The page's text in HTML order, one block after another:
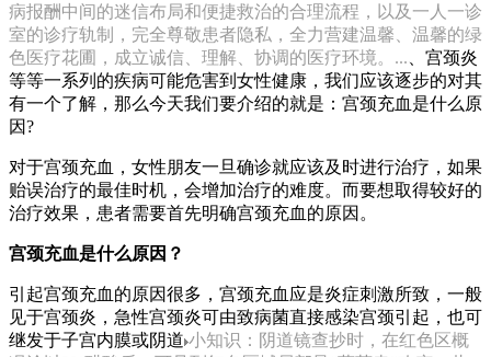
病报酬中间的迷信布局和便捷救治的合理流程，以及一人一诊
室的诊疗轨制，完全尊敬患者隐私，全力营建温馨、温馨的绿
色医疗花圃，成立诚信、理解、协调的医疗环境。... 、宫颈炎
等等一系列的疾病可能危害到女性健康，我们应该逐步的对其
有一个了解，那么今天我们要介绍的就是：宫颈充血是什么原
因?
对于宫颈充血，女性朋友一旦确诊就应该及时进行治疗，如果
贻误治疗的最佳时机，会增加治疗的难度。而要想取得较好的
治疗效果，患者需要首先明确宫颈充血的原因。
宫颈充血是什么原因？
引起宫颈充血的原因很多，宫颈充血应是炎症刺激所致，一般
见于宫颈炎，急性宫颈炎可由致病菌直接感染宫颈引起，也可
继发于子宫内膜或阴道 小知识：阴道镜查抄时，在红色区概